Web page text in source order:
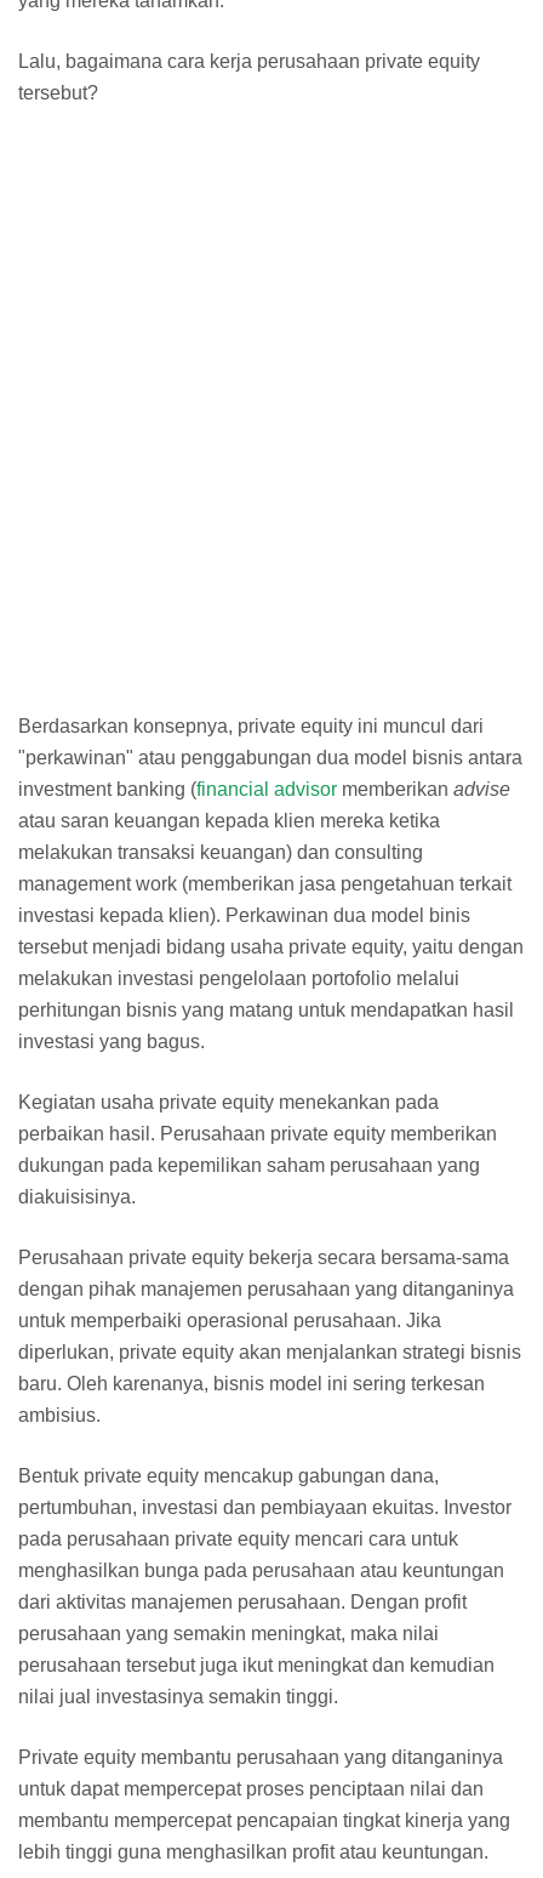
Lalu, bagaimana cara kerja perusahaan private equity
tersebut?
Berdasarkan konsepnya, private equity ini muncul dari
"perkawinan" atau penggabungan dua model bisnis antara
investment banking (financial advisor memberikan advise
atau saran keuangan kepada klien mereka ketika
melakukan transaksi keuangan) dan consulting
management work (memberikan jasa pengetahuan terkait
investasi kepada klien). Perkawinan dua model binis
tersebut menjadi bidang usaha private equity, yaitu dengan
melakukan investasi pengelolaan portofolio melalui
perhitungan bisnis yang matang untuk mendapatkan hasil
investasi yang bagus.
Kegiatan usaha private equity menekankan pada
perbaikan hasil. Perusahaan private equity memberikan
dukungan pada kepemilikan saham perusahaan yang
diakuisisinya.
Perusahaan private equity bekerja secara bersama-sama
dengan pihak manajemen perusahaan yang ditanganinya
untuk memperbaiki operasional perusahaan. Jika
diperlukan, private equity akan menjalankan strategi bisnis
baru. Oleh karenanya, bisnis model ini sering terkesan
ambisius.
Bentuk private equity mencakup gabungan dana,
pertumbuhan, investasi dan pembiayaan ekuitas. Investor
pada perusahaan private equity mencari cara untuk
menghasilkan bunga pada perusahaan atau keuntungan
dari aktivitas manajemen perusahaan. Dengan profit
perusahaan yang semakin meningkat, maka nilai
perusahaan tersebut juga ikut meningkat dan kemudian
nilai jual investasinya semakin tinggi.
Private equity membantu perusahaan yang ditanganinya
untuk dapat mempercepat proses penciptaan nilai dan
membantu mempercepat pencapaian tingkat kinerja yang
lebih tinggi guna menghasilkan profit atau keuntungan.